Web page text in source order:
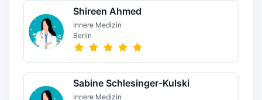
Shireen Ahmed
Innere Medizin
Berlin
Sabine Schlesinger-Kulski
Innere Medizin